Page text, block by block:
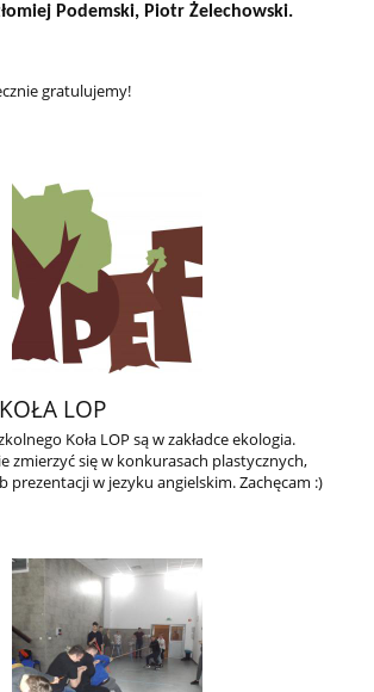
Podemski, Piotr Żelechowski.
gratulujemy!
LOP
Koła LOP są w zakładce ekologia.
zmierzyć się w konkurasach plastycznych,
prezentacji w jezyku angielskim. Zachęcam :)